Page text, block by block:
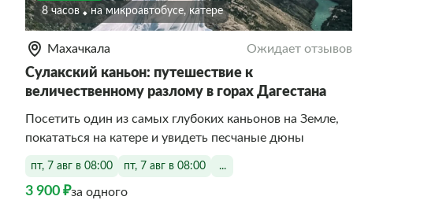
8 часов На микроавтобусе, катере
Махачкала Ожидает отзывов
Сулакский каньон: путешествие к
величественному разлому в горах Дагестана
Посетить один из самых глубоких каньонов на Земле,
покататься на катере и увидеть песчаные дюны
пт, 7 авг в 08:00 пт, 7 авг в 08:00 ...
3 900 ₽за одного